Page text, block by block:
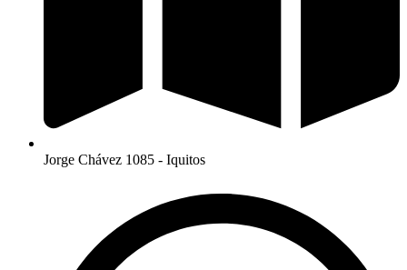
Jorge Chávez 1085 - Iquitos